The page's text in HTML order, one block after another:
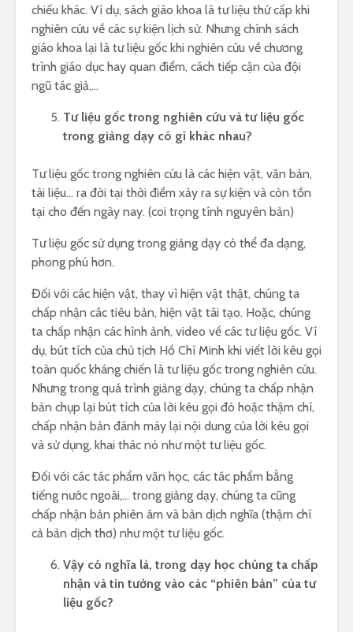
chiếu khác. Ví dụ, sách giáo khoa là tư liệu thứ cấp khi
nghiên cứu về các sự kiện lịch sử. Nhưng chính sách
giáo khoa lại là tư liệu gốc khi nghiên cứu về chương
trình giáo dục hay quan điểm, cách tiếp cận của đội
ngũ tác giả,…
Tư liệu gốc trong nghiên cứu và tư liệu gốc
trong giảng dạy có gì khác nhau?
Tư liệu gốc trong nghiên cứu là các hiện vật, văn bản,
tài liệu… ra đời tại thời điểm xảy ra sự kiện và còn tồn
tại cho đến ngày nay. (coi trọng tính nguyên bản)
Tư liệu gốc sử dụng trong giảng dạy có thể đa dạng,
phong phú hơn.
Đối với các hiện vật, thay vì hiện vật thật, chúng ta
chấp nhận các tiêu bản, hiện vật tái tạo. Hoặc, chúng
ta chấp nhận các hình ảnh, video về các tư liệu gốc. Ví
dụ, bút tích của chủ tịch Hồ Chí Minh khi viết lời kêu gọi
toàn quốc kháng chiến là tư liệu gốc trong nghiên cứu.
Nhưng trong quá trình giảng dạy, chúng ta chấp nhận
bản chụp lại bút tích của lời kêu gọi đó hoặc thậm chí,
chấp nhận bản đánh máy lại nội dung của lời kêu gọi
và sử dụng, khai thác nó như một tư liệu gốc.
Đối với các tác phẩm văn học, các tác phẩm bằng
tiếng nước ngoài,… trong giảng dạy, chúng ta cũng
chấp nhận bản phiên âm và bản dịch nghĩa (thậm chí
cả bản dịch thơ) như một tư liệu gốc.
Vậy có nghĩa là, trong dạy học chúng ta chấp
nhận và tin tưởng vào các “phiên bản” của tư
liệu gốc?